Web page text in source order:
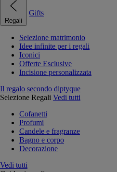
Regali
Gifts
Selezione matrimonio
Idee infinite per i regali
Iconici
Offerte Esclusive
Incisione personalizzata
Il regalo secondo diptyque
Selezione Regali Vedi tutti
Cofanetti
Profumi
Candele e fragranze
Bagno e corpo
Decorazione
Vedi tutti